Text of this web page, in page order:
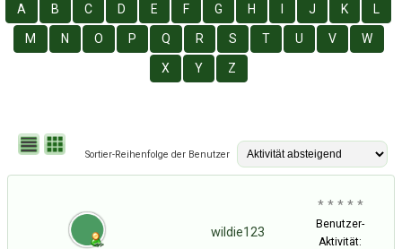
A B C D E F G H J K L
M N O P Q R S T U V W
X Y Z
Sortier-Reihenfolge der Benutzer
wildie123
* * * * *
Benutzer-
Aktivität: